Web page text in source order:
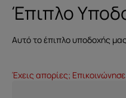
Έπιπλο
Αυτό το έπιπλο υποδοχής
Έχεις απορίες;